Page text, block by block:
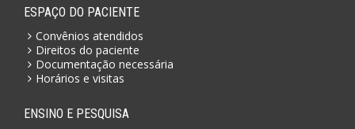
ESPAÇO DO PACIENTE
Convênios atendidos
Direitos do paciente
Documentação necessária
Horários e visitas
ENSINO E PESQUISA